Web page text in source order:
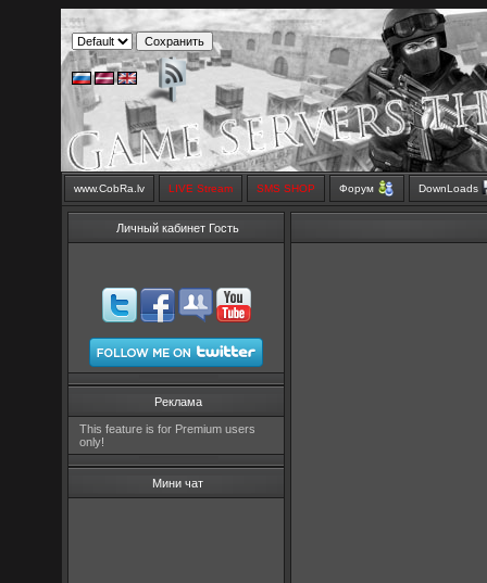
www.CobRa.lv LIVE Stream SMS SHOP Форум DownLoads
Личный кабинет Гость
Реклама
This feature is for Premium users
only!
Мини чат